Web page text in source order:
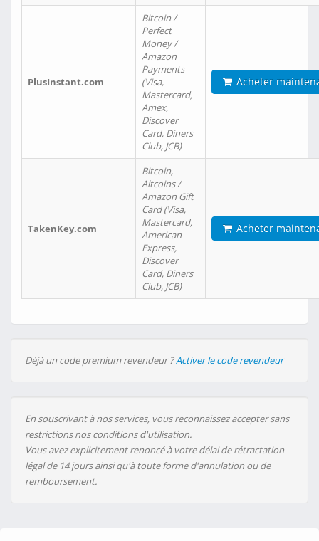
PlusInstant.com
Bitcoin /
Perfect
Money /
Amazon
Payments
(Visa,
Mastercard,
Amex,
Discover
Card, Diners
Club, JCB)
Acheter
TakenKey.com
Bitcoin,
Altcoins /
Amazon Gift
Card (Visa,
Mastercard,
American
Express,
Discover
Card, Diners
Club, JCB)
Acheter
Déjà un code premium revendeur ?Activer le code revendeur
En souscrivant à nos services, vous reconnaissez accepter sans
restrictions nos conditions d'utilisation.
Vous avez explicitement renoncé à votre délai de rétractation
légal de 14 jours ainsi qu'à toute forme d'annulation ou de
remboursement.